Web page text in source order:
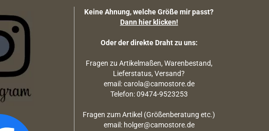
Keine Ahnung, welche Größe mir passt?
Dann hier klicken!
Oder der direkte Draht zu uns:
Fragen zu Artikelmaßen, Warenbestand,
Lieferstatus, Versand?
email: carola@camostore.de
Telefon: 09474-9523253
Fragen zum Artikel (Größenberatung etc.)
email: holger@camostore.de